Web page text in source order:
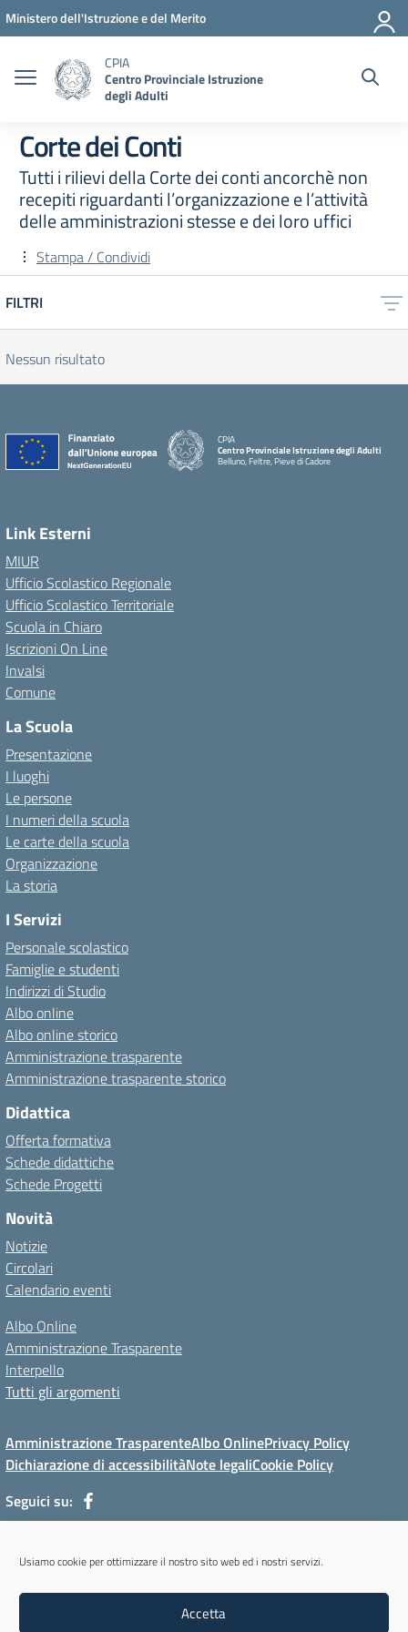
Usiamo cookie per ottimizzare il nostro sito web ed i nostri servizi.
Accetta
Vai ai contenuti
Vai al menu di navigazione
Vai al footer
Ministero dell'Istruzione e del Merito
CPIA
Centro Provinciale Istruzione
degli Adulti
Corte dei Conti
Tutti i rilievi della Corte dei conti ancorchè non
recepiti riguardanti l’organizzazione e l’attività
delle amministrazioni stesse e dei loro uffici
Stampa / Condividi
FILTRI
Nessun risultato
CPIA
Centro Provinciale Istruzione degli Adulti
Belluno, Feltre, Pieve di Cadore
Link Esterni
MIUR
Ufficio Scolastico Regionale
Ufficio Scolastico Territoriale
Scuola in Chiaro
Iscrizioni On Line
Invalsi
Comune
La Scuola
Presentazione
I luoghi
Le persone
I numeri della scuola
Le carte della scuola
Organizzazione
La storia
I Servizi
Personale scolastico
Famiglie e studenti
Indirizzi di Studio
Albo online
Albo online storico
Amministrazione trasparente
Amministrazione trasparente storico
Didattica
Offerta formativa
Schede didattiche
Schede Progetti
Novità
Notizie
Circolari
Calendario eventi
Albo Online
Amministrazione Trasparente
Interpello
Tutti gli argomenti
Amministrazione TrasparenteAlbo OnlinePrivacy Policy
Dichiarazione di accessibilitàNote legaliCookie Policy
Seguici su:
Via Mur di Cadola, 12 - 32100 Belluno (BL) - Tel 0437/31143 - Mail:
Codice meccanografico: BLMM08400L - Codice iPA: cpiabl - C.F.
93051950256 - Codice univoco fatturazione elettronica (CUF): UFYKU0